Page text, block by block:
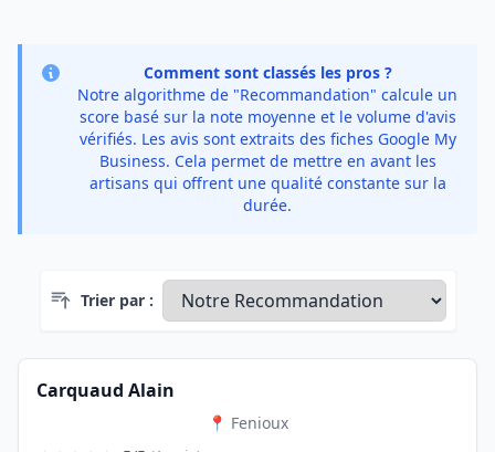
Comment sont classés les pros ?
Notre algorithme de "Recommandation" calcule un
score basé sur la note moyenne et le volume d'avis
vérifiés. Les avis sont extraits des fiches Google My
Business. Cela permet de mettre en avant les
artisans qui offrent une qualité constante sur la
durée.
Trier par :
Carquaud Alain
📍 Fenioux